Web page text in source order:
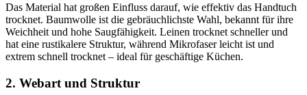
Das Material hat großen Einfluss darauf, wie effektiv das Handtuch
trocknet. Baumwolle ist die gebräuchlichste Wahl, bekannt für ihre
Weichheit und hohe Saugfähigkeit. Leinen trocknet schneller und
hat eine rustikalere Struktur, während Mikrofaser leicht ist und
extrem schnell trocknet – ideal für geschäftige Küchen.
2. Webart und Struktur